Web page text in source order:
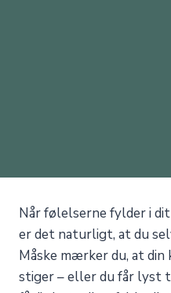
Når følelserne fylder i
er det naturligt, at du
Måske mærker du, at
stiger – eller du får lyst